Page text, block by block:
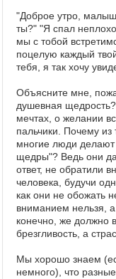
"Доброе утро,
ты?" "Я спал
мы с тобой
поцелую каждый
тебя, я так хочу
Объясните мне,
душевная
мечтах, о желании
пальчики. Почему
многие люди
щедры"? Ведь они
ответ, не обратили
человека, будучи
как они не обожать
вниманием нельзя, а
конечно, же должно
брезгливость, а
Мы хорошо знаем
немного), что